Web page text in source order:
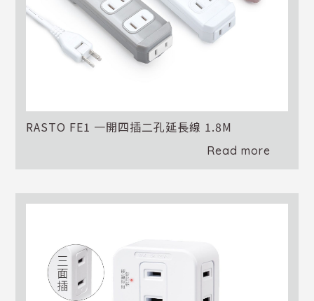
RASTO FE1 一開四插二孔延長線 1.8M
Read more